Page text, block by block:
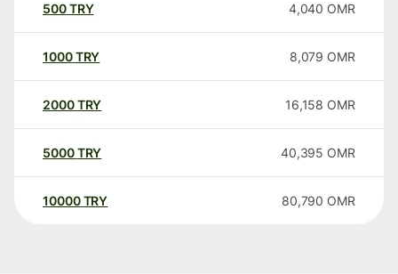
500TRY 4,040 OMR
1000TRY 8,079 OMR
2000TRY 16,158 OMR
5000TRY 40,395 OMR
10000 TRY 80,790 OMR